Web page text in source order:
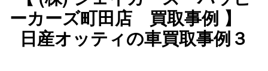
ーカーズ町田店 買取事例 】
日産オッティの車買取事例３